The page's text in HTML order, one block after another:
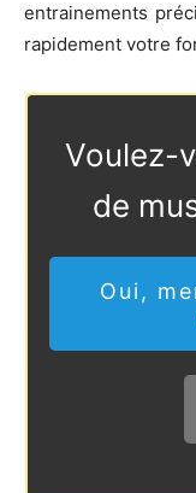
entrainements
rapidement votre
Voulez-
de
Oui,